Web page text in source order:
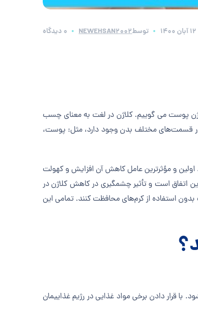
12 آبان 1400 توسطNEWEHSAN2002 0 دیدگاه
پوست می گوییم. کلاژن در لغت به معنای چسب
قسمت‌های مختلف بدن وجود دارد، مثل: پوست،
و مؤثرترین عامل کاهش آن افزایش و کهولت
است و تأثیر چشمگیری در کاهش کلاژن در
استفاده از کرم‌های محافظت کنند. تمامی این
با قرار دادن برخی مواد غذایی در رژیم غذاییمان